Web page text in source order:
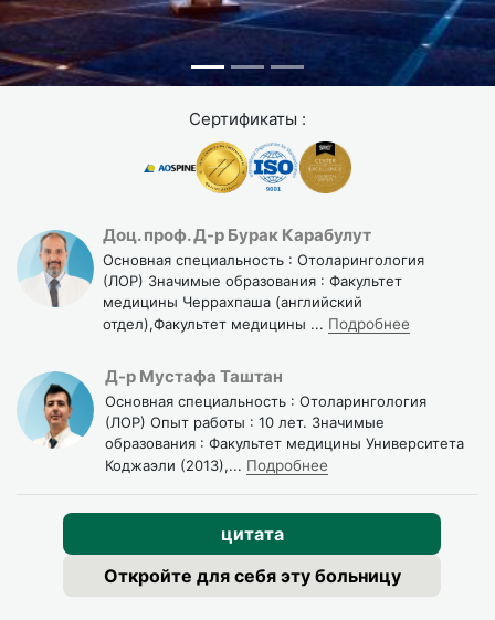
ЭКГ и консультация терапевта, при наличии сердечно-
сосудистых заболеваний
Отмена антикоагулянтов и аспирина за 7–10 дней до
операции (по согласованию с врачом)
Отказ от алкоголя за 48 часов
Если у вас есть бронхиальная астма, обязательно
препаратов для наркоза.
Восстановление после
операции: чего ожидать по
Период Рекомендации
Выписка домой. Небольшая отёчность и
Сертификаты :
Доц. проф. Д-р Бурак Карабулут
Основная специальность : Отоларингология
(ЛОР) Значимые образования : Факультет
медицины Черрахпаша (английский
отдел),Факультет медицины ... Подробнее
Д-р Мустафа Таштан
Основная специальность : Отоларингология
(ЛОР) Опыт работы : 10 лет. Значимые
образования : Факультет медицины Университета
Коджаэли (2013),... Подробнее
цитата
Откройте для себя эту больницу